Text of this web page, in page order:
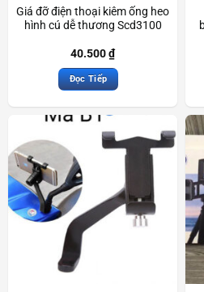
Giá đỡ điện thoại kiêm ống heo
hình cú dễ thương Scd3100
40.500₫
Đọc Tiếp